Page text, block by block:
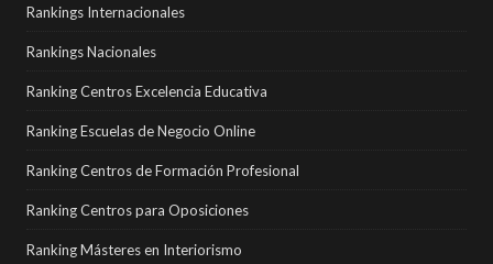
Rankings Internacionales
Rankings Nacionales
Ranking Centros Excelencia Educativa
Ranking Escuelas de Negocio Online
Ranking Centros de Formación Profesional
Ranking Centros para Oposiciones
Ranking Másteres en Interiorismo